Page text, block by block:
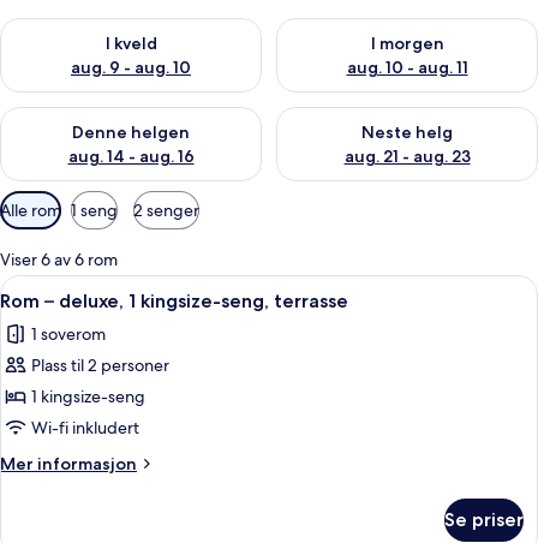
I kveld
aug. 9 - aug. 10
Sjekk tilgjengelighet for i kveld, aug. 9 - aug. 10
I morgen
aug. 10 - aug. 11
Sjekk tilgjengelighet for i
Denne helgen
aug. 14 - aug. 16
Sjekk tilgjengelighet for denne helgen, aug. 14 - aug. 16
Neste helg
aug. 21 - aug. 23
Sjekk tilgjengelighet for
Tilgjengelige
filtre
for
rom
Alle rom 1 seng 2 senger
Viser 6 av 6 rom
Åpne
alle
bildene
av
Rom
–
deluxe,
1
seng,
Safe på rommet, blendingsgardiner
1
Rom – deluxe, 1 kingsize-seng, terrasse
1 soverom
Plass til 2 personer
1 kingsize-seng
Wi-fi inkludert
Mer informasjon
Mer
Se priser